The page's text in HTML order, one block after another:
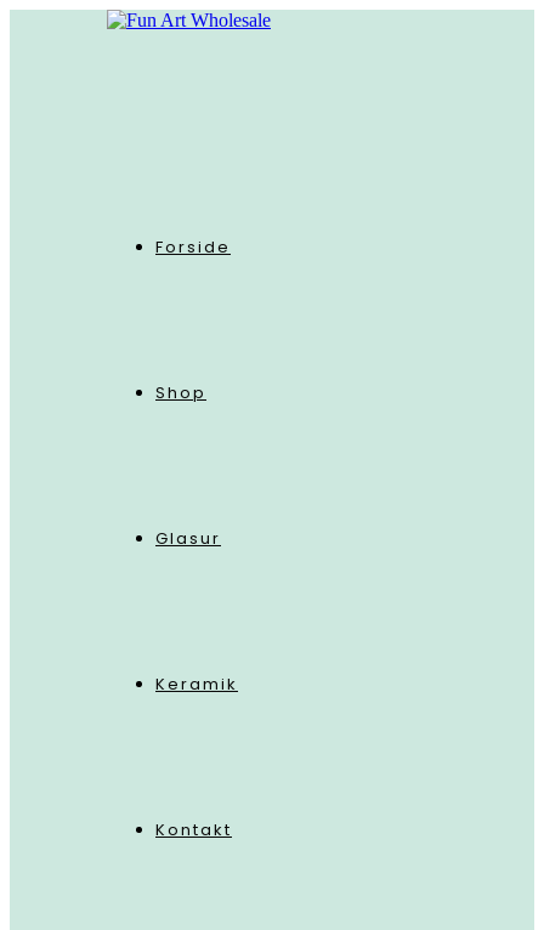
Forside
Shop
Glasur
Keramik
Kontakt